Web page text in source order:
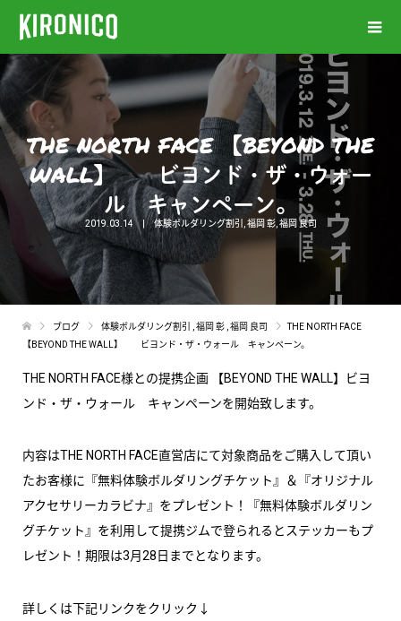
THE NORTH FACE 【BEYOND THE
WALL】 ビヨンド・ザ・ウォー
ル キャンペーン。
2019.03.14 体験ボルダリング割引 福岡 彰, 福岡 良司
ブログ 体験ボルダリング割引 福岡 彰 福岡 良司
THE NORTH FACE
【BEYOND THE WALL】 ビヨンド・ザ・ウォール キャンペーン。
THE NORTH FACE様との提携企画 【BEYOND THE WALL】ビヨ
ンド・ザ・ウォール キャンペーンを開始致します。
内容はTHE NORTH FACE直営店にて対象商品をご購入して頂い
たお客様に『無料体験ボルダリングチケット』＆『オリジナル
アクセサリーカラビナ』をプレゼント！『無料体験ボルダリン
グチケット』を利用して提携ジムで登られるとステッカーもプ
レゼント！期限は3月28日までとなります。
詳しくは下記リンクをクリック↓